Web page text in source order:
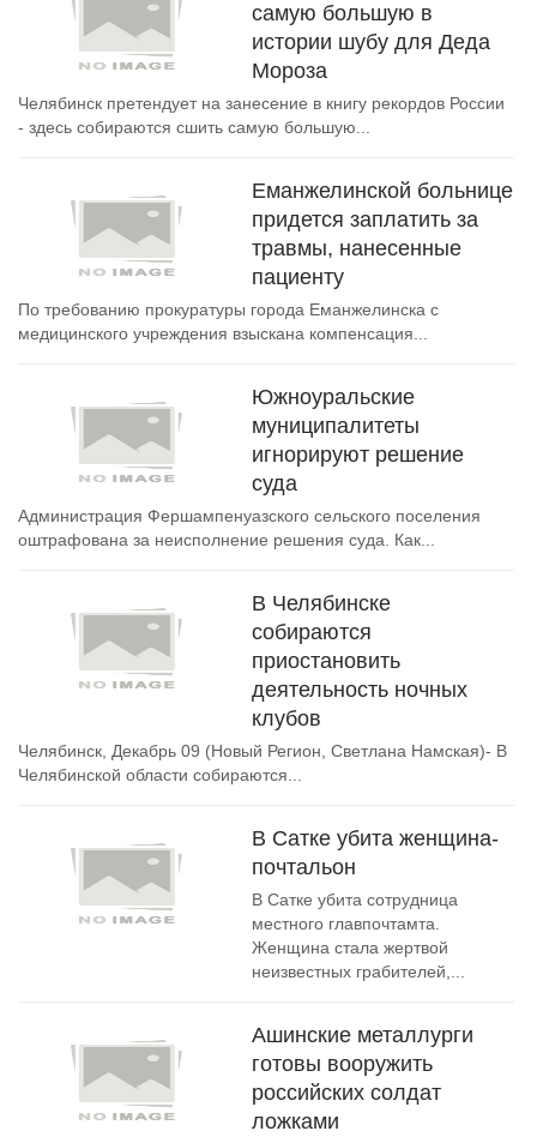
самую большую в
истории шубу для Деда
Мороза
Челябинск претендует на занесение в книгу рекордов России
- здесь собираются сшить самую большую...
Еманжелинской больнице
придется заплатить за
травмы, нанесенные
пациенту
По требованию прокуратуры города Еманжелинска с
медицинского учреждения взыскана компенсация...
Южноуральские
муниципалитеты
игнорируют решение
суда
Администрация Фершампенуазского сельского поселения
оштрафована за неисполнение решения суда. Как...
В Челябинске
собираются
приостановить
деятельность ночных
клубов
Челябинск, Декабрь 09 (Новый Регион, Светлана Намская)- В
Челябинской области собираются...
В Сатке убита женщина-
почтальон
В Сатке убита сотрудница
местного главпочтамта.
Женщина стала жертвой
неизвестных грабителей,...
Ашинские металлурги
готовы вооружить
российских солдат
ложками